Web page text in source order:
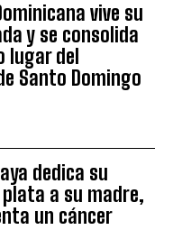
vive su
y se consolida
lugar del
Santo Domingo
dedica su
a su madre,
un cáncer